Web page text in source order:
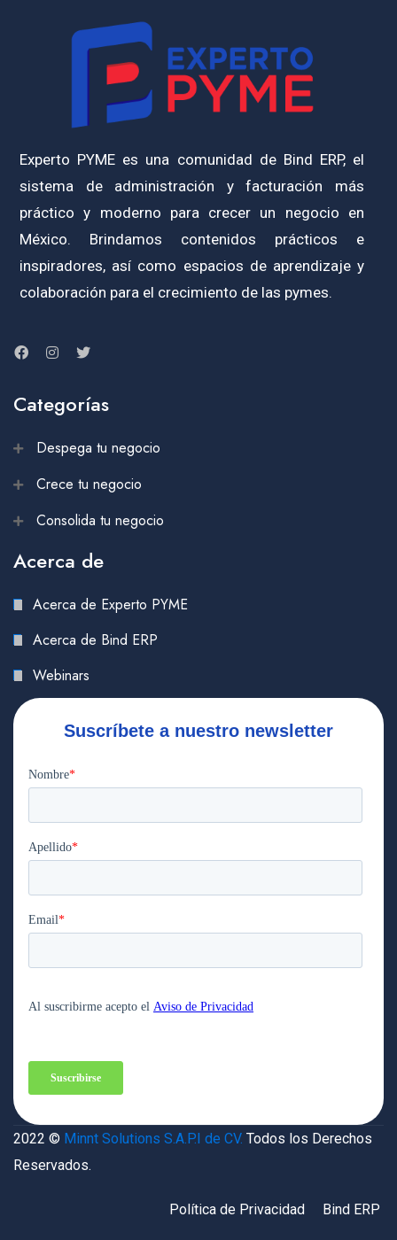
Experto PYME es una comunidad de Bind ERP, el
sistema de administración y facturación más
práctico y moderno para crecer un negocio en
México. Brindamos contenidos prácticos e
inspiradores, así como espacios de aprendizaje y
colaboración para el crecimiento de las pymes.
Categorías
Despega tu negocio
Crece tu negocio
Consolida tu negocio
Acerca de
Acerca de Experto PYME
Acerca de Bind ERP
Webinars
Suscríbete a nuestro newsletter
2022 © Minnt Solutions S.A.P.I de CV. Todos los Derechos
Reservados.
Política de Privacidad Bind ERP